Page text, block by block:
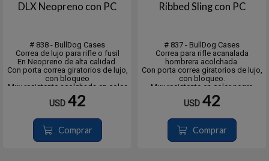
DLX Neopreno con PC
# 838 - BullDog Cases
Correa de lujo para rifle o fusil
En Neopreno de alta calidad.
Con porta correa giratorios de lujo,
con bloqueo
Muy resistente acolchada en color
Negro/Camo
USD 42
Comprar
Ribbed Sling con PC
# 837 - BullDog Cases
Correa para rifle acanalada
hombrera acolchada.
Con porta correa giratorios de lujo,
con bloqueo.
Muy resistente en color negro
USD 42
Comprar